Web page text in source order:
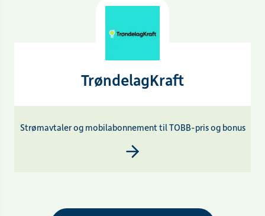
TrøndelagKraft
Strømavtaler og mobilabonnement til TOBB-pris og bonus